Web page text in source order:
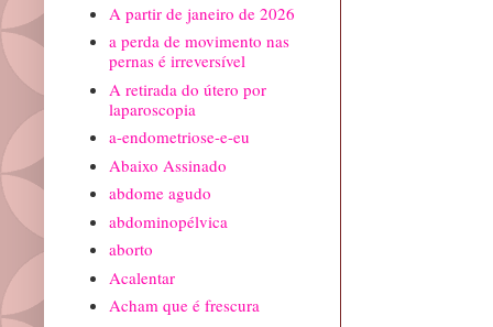
A partir de janeiro de 2026
a perda de movimento nas
pernas é irreversível
A retirada do útero por
laparoscopia
a-endometriose-e-eu
Abaixo Assinado
abdome agudo
abdominopélvica
aborto
Acalentar
Acham que é frescura